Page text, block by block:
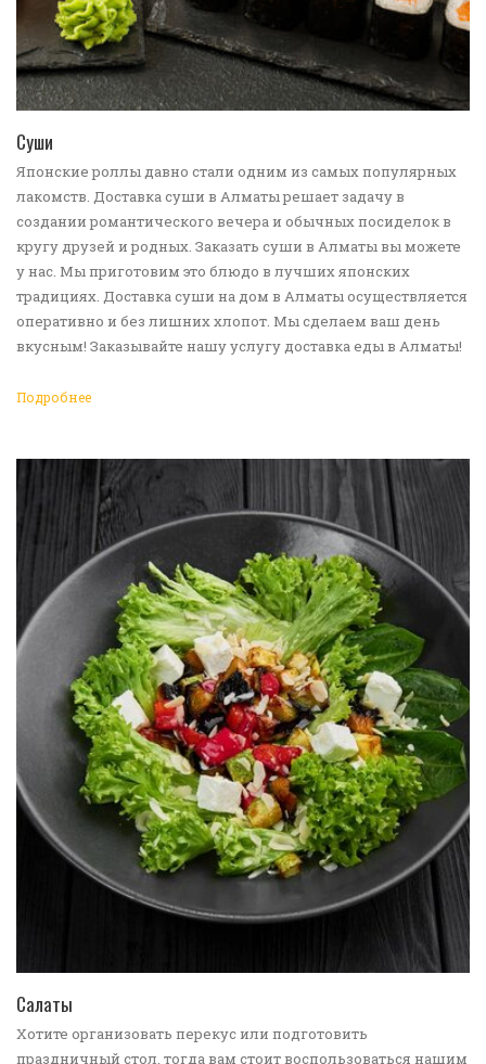
Суши
Японские роллы давно стали одним из самых популярных
лакомств. Доставка суши в Алматы решает задачу в
создании романтического вечера и обычных посиделок в
кругу друзей и родных. Заказать суши в Алматы вы можете
у нас. Мы приготовим это блюдо в лучших японских
традициях. Доставка суши на дом в Алматы осуществляется
оперативно и без лишних хлопот. Мы сделаем ваш день
вкусным! Заказывайте нашу услугу доставка еды в Алматы!
Подробнее
Салаты
Хотите организовать перекус или подготовить
праздничный стол, тогда вам стоит воспользоваться нашим